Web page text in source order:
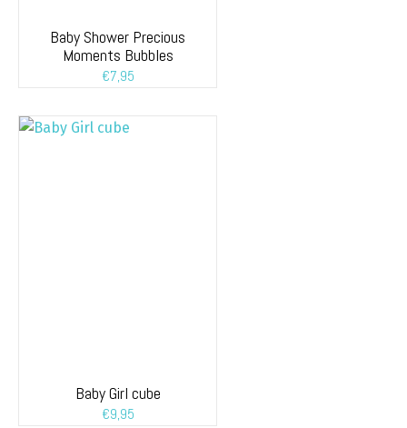
Baby Shower Precious
Moments Bubbles
€7,95
Baby Girl cube
€9,95